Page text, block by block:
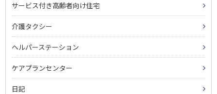
サービス付き高齢者向け住宅
介護タクシー
ヘルパーステーション
ケアプランセンター
日記